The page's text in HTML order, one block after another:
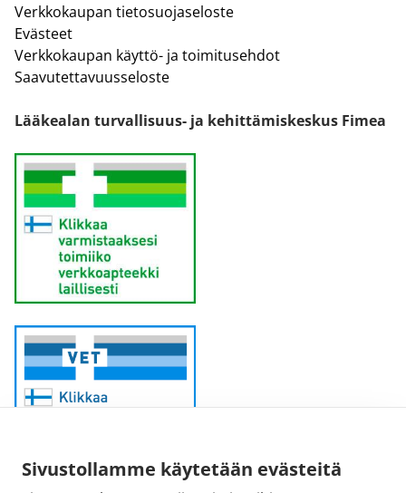
Sivustollamme käytetään evästeitä
Verkkokaupan tietosuojaseloste
Evästeet
Verkkokaupan käyttö- ja toimitusehdot
Saavutettavuusseloste
Lääkealan turvallisuus- ja kehittämiskeskus Fimea